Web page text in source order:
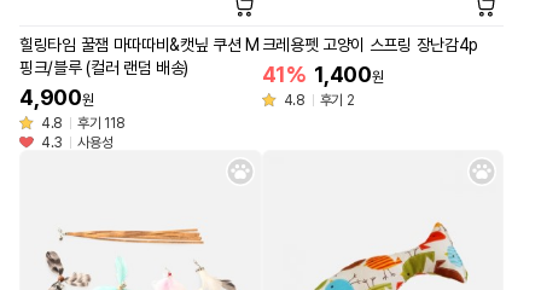
힐링타임 꿀잼 마따따비&캣닢 쿠션 M
핑크/블루 (컬러 랜덤 배송)
4,900원
4.8
후기 118
4.3
사용성
크레용펫 고양이 스프링 장난감4p
41% 1,400원
4.8
후기 2